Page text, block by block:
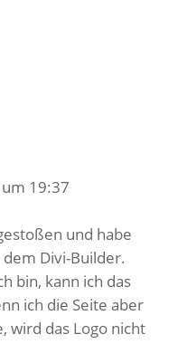
19:37
und habe
Divi-Builder.
bin, kann ich das
ich die Seite aber
wird das Logo nicht